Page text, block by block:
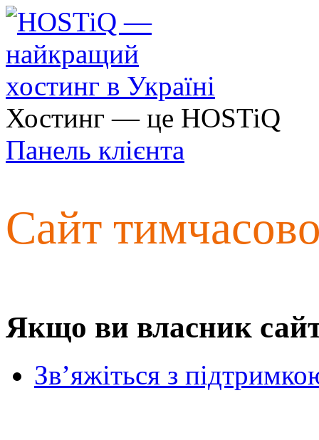
Хостинг — це HOSTiQ
Панель клієнта
Сайт
Якщо ви власник
Зв’яжіться з